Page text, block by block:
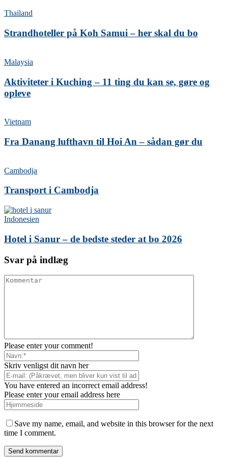
Thailand
Strandhoteller på Koh Samui – her skal du bo
Malaysia
Aktiviteter i Kuching – 11 ting du kan se, gøre og
opleve
Vietnam
Fra Danang lufthavn til Hoi An – sådan gør du
Cambodja
Transport i Cambodja
Indonesien
Hotel i Sanur – de bedste steder at bo 2026
Svar på indlæg
Please enter your comment!
Skriv venligst dit navn her
You have entered an incorrect email address!
Please enter your email address here
Save my name, email, and website in this browser for the next
time I comment.